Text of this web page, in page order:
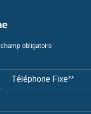
obligatoire